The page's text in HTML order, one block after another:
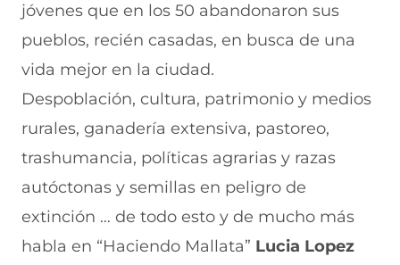
jóvenes que en los 50 abandonaron sus
pueblos, recién casadas, en busca de una
vida mejor en la ciudad.
Despoblación, cultura, patrimonio y medios
rurales, ganadería extensiva, pastoreo,
trashumancia, políticas agrarias y razas
autóctonas y semillas en peligro de
extinción … de todo esto y de mucho más
habla en “Haciendo Mallata” Lucia Lopez